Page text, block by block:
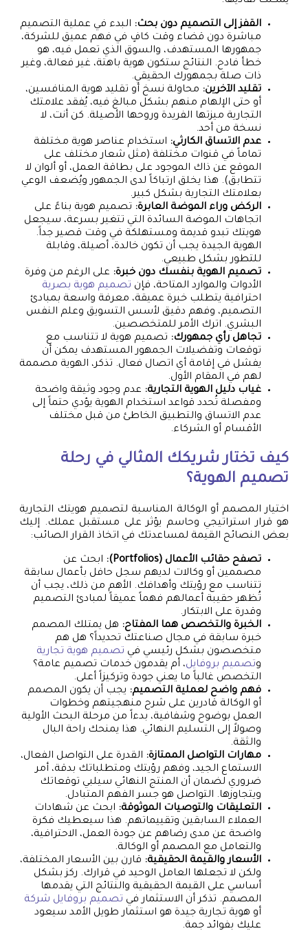
القفز إلى التصميم دون بحث: البدء في عملية التصميم
مباشرة دون قضاء وقت كافٍ في فهم عميق للشركة،
جمهورها المستهدف، والسوق الذي تعمل فيه، هو
خطأ فادح. النتائج ستكون هوية باهتة، غير فعالة، وغير
ذات صلة بجمهورك الحقيقي.
تقليد الآخرين: محاولة نسخ أو تقليد هوية المنافسين،
أو حتى الإلهام منهم بشكل مبالغ فيه، يُفقد علامتك
التجارية ميزتها الفريدة وروحها الأصيلة. كن أنت، لا
نسخة من أحد.
عدم الاتساق الكارثي: استخدام عناصر هوية مختلفة
تماماً في قنوات مختلفة (مثل شعار مختلف على
الموقع عن ذاك الموجود على بطاقة العمل، أو ألوان لا
تتطابق). هذا يخلق ارتباكاً لدى الجمهور ويُضعف الوعي
بعلامتك التجارية بشكل كبير.
الركض وراء الموضة العابرة: تصميم هوية بناءً على
اتجاهات الموضة السائدة التي تتغير بسرعة، سيجعل
هويتك تبدو قديمة ومستهلكة في وقت قصير جداً.
الهوية الجيدة يجب أن تكون خالدة، أصيلة، وقابلة
للتطور بشكل طبيعي.
تصميم الهوية بنفسك دون خبرة: على الرغم من وفرة
الأدوات والموارد المتاحة، فإن تصميم هوية بصرية
احترافية يتطلب خبرة عميقة، معرفة واسعة بمبادئ
التصميم، وفهم دقيق لأسس التسويق وعلم النفس
البشري. اترك الأمر للمتخصصين.
تجاهل رأي جمهورك: تصميم هوية لا تتناسب مع
توقعات وتفضيلات الجمهور المستهدف يمكن أن
يفشل في إقامة أي اتصال فعال. تذكر، الهوية مصممة
لهم في المقام الأول.
غياب دليل الهوية التجارية: عدم وجود وثيقة واضحة
ومفصلة تُحدد قواعد استخدام الهوية يؤدي حتماً إلى
عدم الاتساق والتطبيق الخاطئ من قبل مختلف
الأقسام أو الشركاء.
كيف تختار شريكك المثالي في رحلة
تصميم الهوية؟
اختيار المصمم أو الوكالة المناسبة لتصميم هويتك التجارية
هو قرار استراتيجي وحاسم يؤثر على مستقبل عملك. إليك
بعض النصائح القيمة لمساعدتك في اتخاذ القرار الصائب:
تصفح حقائب الأعمال (Portfolios):
ابحث عن
مصممين أو وكالات لديهم سجل حافل بأعمال سابقة
تتناسب مع رؤيتك وأهدافك. الأهم من ذلك، يجب أن
تُظهر حقيبة أعمالهم فهماً عميقاً لمبادئ التصميم
وقدرة على الابتكار.
الخبرة والتخصص هما المفتاح: هل يمتلك المصمم
خبرة سابقة في مجال صناعتك تحديداً؟ هل هم
متخصصون بشكل رئيسي في تصميم هوية تجارية
وتصميم بروفايل، أم يقدمون خدمات تصميم عامة؟
التخصص غالباً ما يعني جودة وتركيزاً أعلى.
فهم واضح لعملية التصميم: يجب أن يكون المصمم
أو الوكالة قادرين على شرح منهجيتهم وخطوات
العمل بوضوح وشفافية، بدءاً من مرحلة البحث الأولية
وصولاً إلى التسليم النهائي. هذا يمنحك راحة البال
والثقة.
مهارات التواصل الممتازة: القدرة على التواصل الفعال،
الاستماع الجيد، وفهم رؤيتك ومتطلباتك بدقة، أمر
ضروري لضمان أن المنتج النهائي سيلبي توقعاتك
ويتجاوزها. التواصل هو جسر الفهم المتبادل.
التعليقات والتوصيات الموثوقة: ابحث عن شهادات
العملاء السابقين وتقييماتهم. هذا سيعطيك فكرة
واضحة عن مدى رضاهم عن جودة العمل، الاحترافية،
والتعامل مع المصمم أو الوكالة.
الأسعار والقيمة الحقيقية: قارن بين الأسعار المختلفة،
ولكن لا تجعلها العامل الوحيد في قرارك. ركز بشكل
أساسي على القيمة الحقيقية والنتائج التي يقدمها
المصمم. تذكر أن الاستثمار في تصميم بروفايل شركة
أو هوية تجارية جيدة هو استثمار طويل الأمد سيعود
عليك بفوائد جمة.